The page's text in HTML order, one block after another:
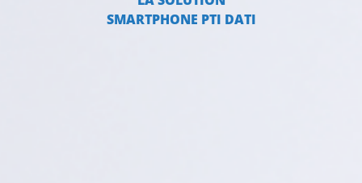
SMARTPHONE PTI DATI